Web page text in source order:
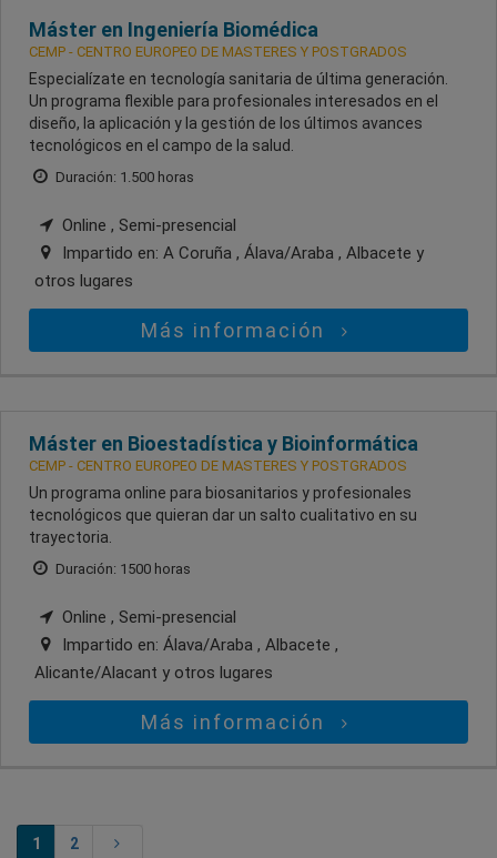
Máster en Ingeniería Biomédica
CEMP - CENTRO EUROPEO DE MASTERES Y POSTGRADOS
Especialízate en tecnología sanitaria de última generación.
Un programa flexible para profesionales interesados en el
diseño, la aplicación y la gestión de los últimos avances
tecnológicos en el campo de la salud.
Duración: 1.500 horas
Online , Semi-presencial
Impartido en: A Coruña , Álava/Araba , Albacete y
otros lugares
Más información
Máster en Bioestadística y Bioinformática
CEMP - CENTRO EUROPEO DE MASTERES Y POSTGRADOS
Un programa online para biosanitarios y profesionales
tecnológicos que quieran dar un salto cualitativo en su
trayectoria.
Duración: 1500 horas
Online , Semi-presencial
Impartido en: Álava/Araba , Albacete ,
Alicante/Alacant y otros lugares
Más información
1 2